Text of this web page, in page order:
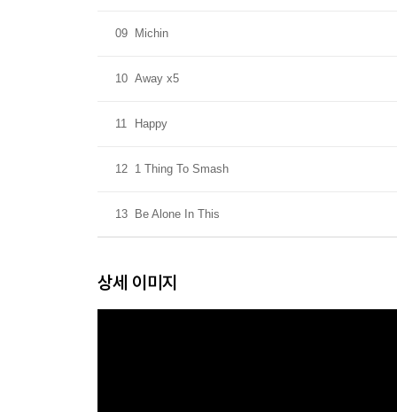
09 Michin
10 Away x5
11 Happy
12 1 Thing To Smash
13 Be Alone In This
상세 이미지